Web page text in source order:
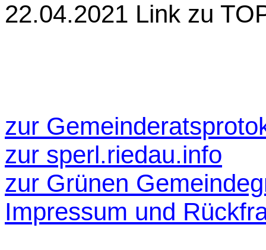
22.04.2021 Link zu
zur
zur sperl.riedau.info
zur Grünen
Impressum und